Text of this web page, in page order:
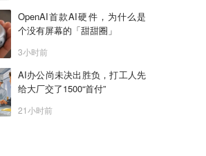
OpenAI首款AI硬件，为什么是
个没有屏幕的「甜甜圈」
3小时前
AI办公尚未决出胜负，打工人先
给大厂交了1500“首付”
21小时前